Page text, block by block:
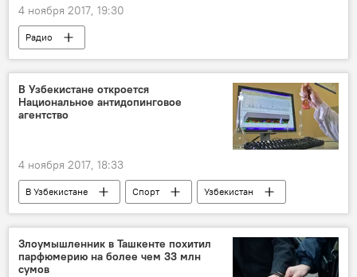
4 ноября 2017, 19:30
Радио
В Узбекистане откроется
Национальное антидопинговое
агентство
4 ноября 2017, 18:33
В Узбекистане Спорт Узбекистан
Злоумышленник в Ташкенте похитил
парфюмерию на более чем 33 млн
сумов